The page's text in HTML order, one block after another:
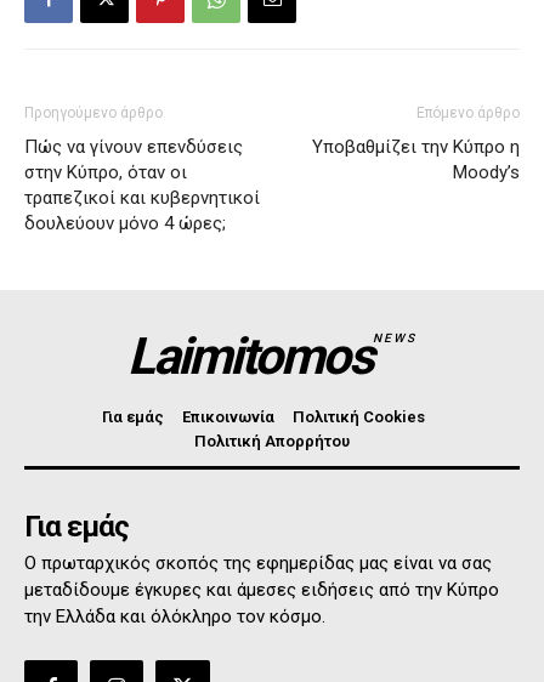
Προηγούμενο άρθρο
Πώς να γίνουν επενδύσεις
στην Κύπρο, όταν οι
τραπεζικοί και κυβερνητικοί
δουλεύουν μόνο 4 ώρες;
Επόμενο άρθρο
Υποβαθμίζει την Κύπρο η
Moody’s
LaimitomosNEWS
Για εμάς Επικοινωνία
Πολιτική Cookies
Πολιτική Απορρήτου
Για εμάς
Ο πρωταρχικός σκοπός της εφημερίδας μας είναι να σας
μεταδίδουμε έγκυρες και άμεσες ειδήσεις από την Κύπρο
την Ελλάδα και όλόκληρο τον κόσμο.